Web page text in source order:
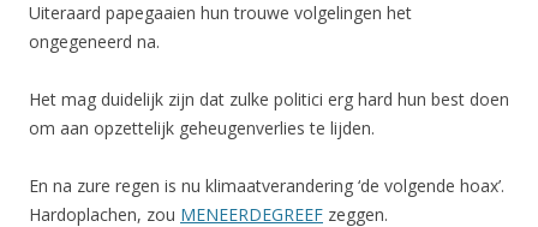
Uiteraard papegaaien hun trouwe volgelingen het
ongegeneerd na.
Het mag duidelijk zijn dat zulke politici erg hard hun best doen
om aan opzettelijk geheugenverlies te lijden.
En na zure regen is nu klimaatverandering ‘de volgende hoax’.
Hardoplachen, zou MENEERDEGREEF zeggen.